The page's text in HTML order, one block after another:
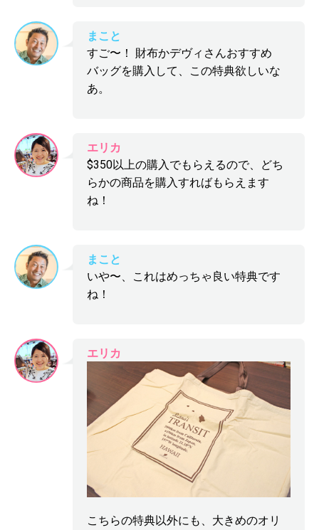
まこと
すご〜！ 財布かデヴィさんおすすめ
バッグを購入して、この特典欲しいな
あ。
エリカ
$350以上の購入でもらえるので、どち
らかの商品を購入すればもらえます
ね！
まこと
いや〜、これはめっちゃ良い特典です
ね！
エリカ
こちらの特典以外にも、大きめのオリ